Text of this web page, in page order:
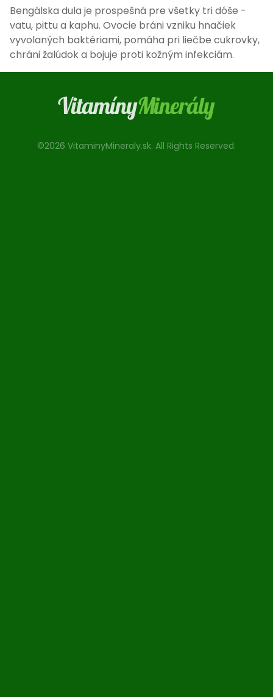
Bengálska dula je prospešná pre všetky tri dóše -
vatu, pittu a kaphu. Ovocie bráni vzniku hnačiek
vyvolaných baktériami, pomáha pri liečbe cukrovky,
chráni žalúdok a bojuje proti kožným infekciám.
©2026 VitaminyMineraly.sk. All Rights Reserved.